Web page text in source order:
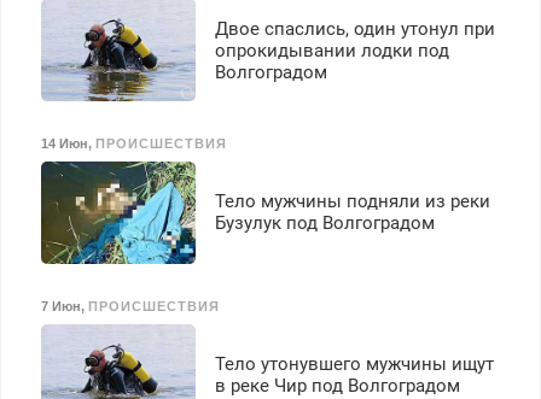
Двое спаслись, один утонул при
опрокидывании лодки под
Волгоградом
14 Июн, ПРОИСШЕСТВИЯ
Тело мужчины подняли из реки
Бузулук под Волгоградом
7 Июн, ПРОИСШЕСТВИЯ
Тело утонувшего мужчины ищут
в реке Чир под Волгоградом